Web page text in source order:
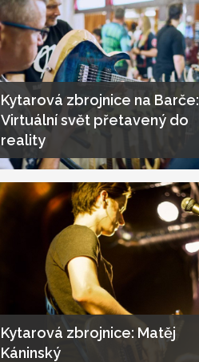
Kytarová zbrojnice na Barče:
Virtuální svět přetavený do
reality
Kytarová zbrojnice: Matěj
Káninský